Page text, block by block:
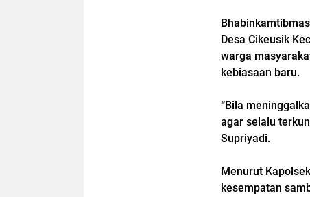
Desa Cikeusik
warga
kebiasaan baru.
“Bila
agar selalu
Supriyadi.
Menurut
kesempatan